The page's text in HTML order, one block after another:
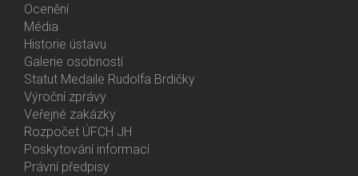
Ocenění
Média
Historie ústavu
Galerie osobností
Statut Medaile Rudolfa Brdičky
Bottom
Menu
About
Us
Výroční zprávy
Veřejné zakázky
Rozpočet ÚFCH JH
Poskytování informací
Právní předpisy